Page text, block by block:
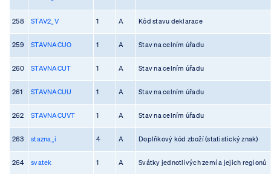
258 STAV2_V 1 A Kód stavu deklarace
259 STAVNACUO 1 A Stav na celním úřadu
260 STAVNACUT 1 A Stav na celním úřadu
261 STAVNACUU 1 A Stav na celním úřadu
262 STAVNACUVT 1 A Stav na celním úřadu
263 stazna_i 4 A Doplňkový kód zboží (statistický znak)
264 svatek 1 A Svátky jednotlivých zemí a jejich regionů